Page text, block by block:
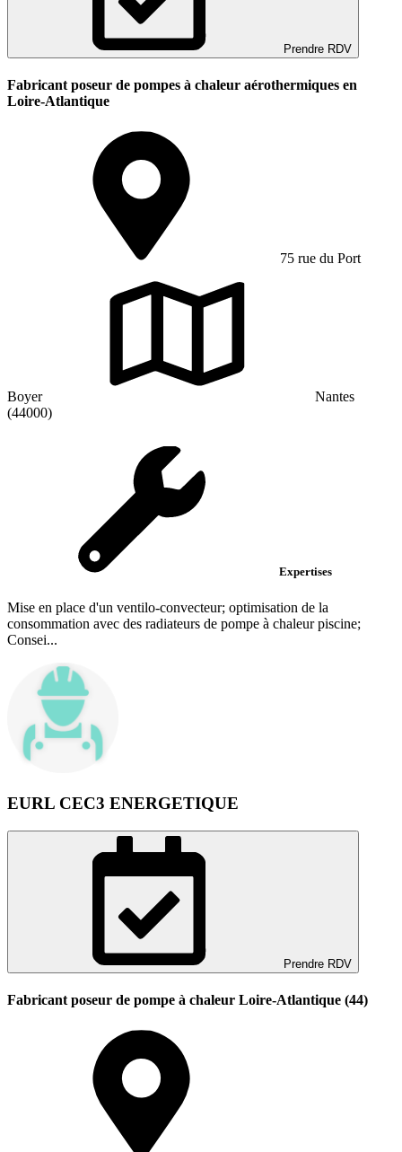
Prendre RDV
Fabricant poseur de pompes à chaleur aérothermiques en
Loire-Atlantique
75 rue du Port
Boyer
Nantes
(44000)
Expertises
Mise en place d'un ventilo-convecteur; optimisation de la
consommation avec des radiateurs de pompe à chaleur piscine;
Consei...
EURL CEC3 ENERGETIQUE
Prendre RDV
Fabricant poseur de pompe à chaleur Loire-Atlantique (44)